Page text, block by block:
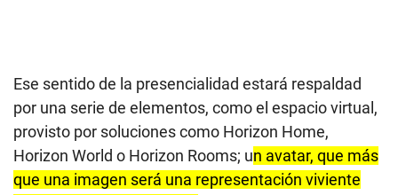
Ese sentido de la presencialidad estará respaldad
por una serie de elementos, como el espacio virtual,
provisto por soluciones como Horizon Home,
Horizon World o Horizon Rooms; un avatar, que más
que una imagen será una representación viviente